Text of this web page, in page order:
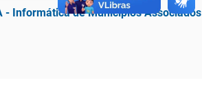
- Informática de Municípios Associados